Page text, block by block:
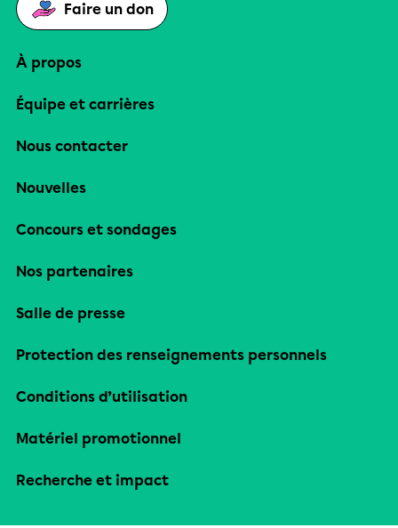
Faire un don
À propos
Équipe et carrières
Nous contacter
Nouvelles
Concours et sondages
Nos partenaires
Salle de presse
Protection des renseignements personnels
Conditions d’utilisation
Matériel promotionnel
Recherche et impact